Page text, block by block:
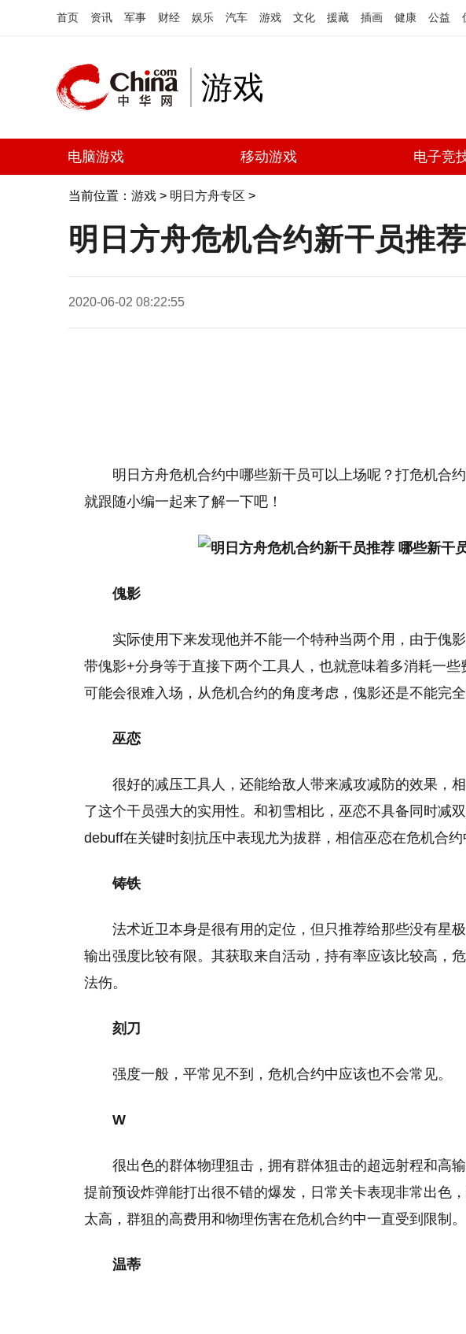
首页 资讯 军事 财经 娱乐 汽车 游戏 文化 援藏 插画 健康 公益
游戏
电脑游戏 移动游戏 电子竞
当前位置： 游戏 > 明日方舟专区 >
明日方舟危机合约新干员推
2020-06-02 08:22:55
明日方舟危机合约中哪些新干员可以上场呢？打危机合
就跟随小编一起来了解一下吧！
傀影
实际使用下来发现他并不能一个特种当两个用，由于傀
带傀影+分身等于直接下两个工具人，也就意味着多消耗一
可能会很难入场，从危机合约的角度考虑，傀影还是不能完
巫恋
很好的减压工具人，还能给敌人带来减攻减防的效果，
了这个干员强大的实用性。和初雪相比，巫恋不具备同时减
debuff在关键时刻抗压中表现尤为拔群，相信巫恋在危机合约
铸铁
法术近卫本身是很有用的定位，但只推荐给那些没有星
输出强度比较有限。其获取来自活动，持有率应该比较高，
法伤。
刻刀
强度一般，平常见不到，危机合约中应该也不会常见。
W
很出色的群体物理狙击，拥有群体狙击的超远射程和高
提前预设炸弹能打出很不错的爆发，日常关卡表现非常出色
太高，群狙的高费用和物理伤害在危机合约中一直受到限制。
温蒂